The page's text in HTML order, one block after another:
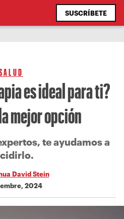
SUSCRÍBETE
es ideal para ti?
mejor opción
te ayudamos a
David Stein
2024